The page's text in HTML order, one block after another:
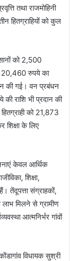
तथा राजमोहिनी
हितग्राहियों को कुल
को 2,500
20,460 रुपये का
की गई। वन प्रबंधन
राशि भी प्रदान की
को 21,873
शिक्षा के लिए
केवल आर्थिक
शिक्षा,
तेंदूपत्ता संग्राहकों,
लाभ मिलने से ग्रामीण
आत्मनिर्भर गांवों
विधायक सुश्री